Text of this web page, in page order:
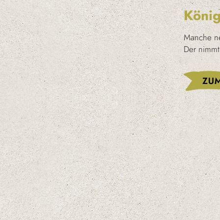
Manche
Der